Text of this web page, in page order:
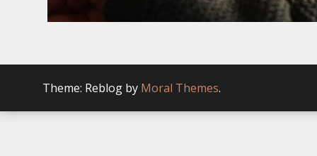
Theme: Reblog by Moral Themes.